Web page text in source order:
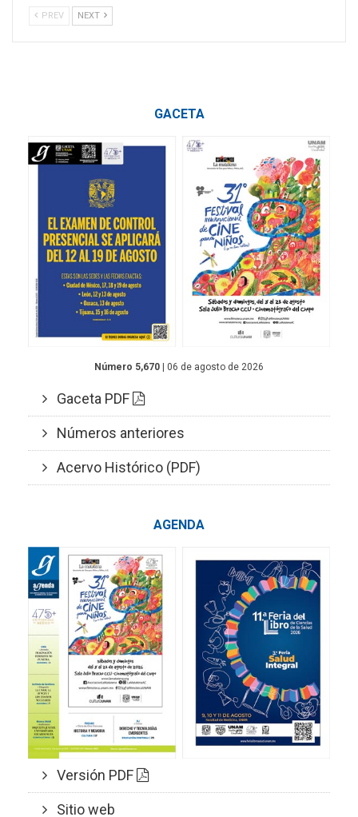
PREV NEXT
GACETA
Número 5,670 | 06 de agosto de 2026
Gaceta PDF
Números anteriores
Acervo Histórico (PDF)
AGENDA
Versión PDF
Sitio web